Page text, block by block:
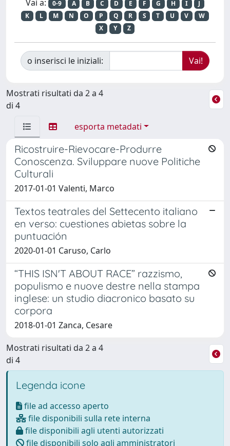
Vai a: 0-9 A B C D E F G H I
J
K
L M N O P Q R S T U V
W
X
Y Z
o inserisci le iniziali:
Mostrati risultati da 2 a 4
di 4
esporta metadati
Ricostruire-Rievocare-Produrre
Conoscenza. Sviluppare nuove Politiche
Culturali
2017-01-01 Valenti, Marco
Textos teatrales del Settecento italiano
en verso: cuestiones abietas sobre la
puntuación
2020-01-01 Caruso, Carlo
“THIS ISN'T ABOUT RACE” razzismo,
populismo e nuove destre nella stampa
inglese: un studio diacronico basato su
corpora
2018-01-01 Zanca, Cesare
Mostrati risultati da 2 a 4
di 4
Legenda icone
file ad accesso aperto
file disponibili sulla rete interna
file disponibili agli utenti autorizzati
file disponibili solo agli amministratori